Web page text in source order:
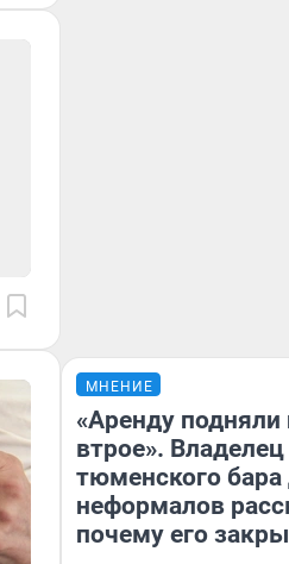
МНЕНИЕ
«Аренду подняли
втрое». Владелец
тюменского бара
неформалов
почему его